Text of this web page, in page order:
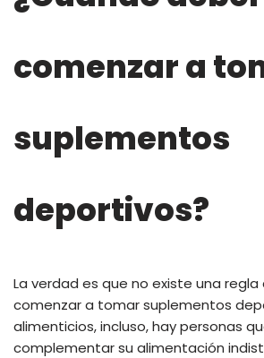
comenzar a
suplementos
deportivos?
La verdad es que no existe una
comenzar a tomar suplementos
alimenticios, incluso, hay personas
complementar su alimentación